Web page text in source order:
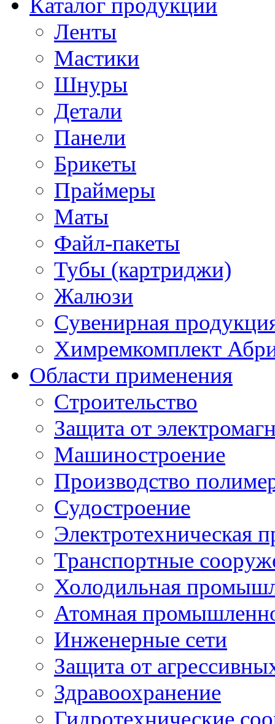
Ленты
Мастики
Шнуры
Детали
Панели
Брикеты
Праймеры
Маты
Файл-пакеты
Тубы (картриджи)
Жалюзи
Сувенирная
Химремкомплект
Области применения
Строительство
Защита от
Машиностроение
Производство
Судостроение
Электротехническая
Транспортные
Холодильная
Атомная
Инженерные сети
Защита от
Здравоохранение
Гидротехнические